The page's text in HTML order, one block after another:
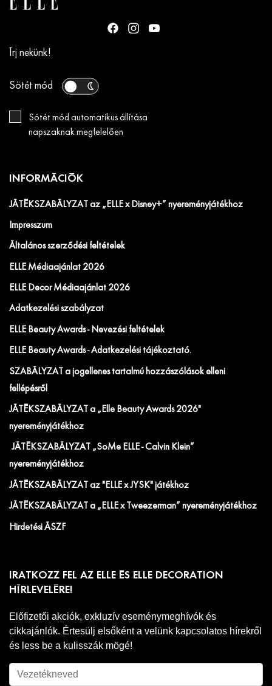
Írj nekünk!
Sötét mód
Sötét mód automatikus állítása
napszaknak megfelelően
INFORMÁCIÓK
JÁTÉKSZABÁLYZAT az „ELLE x Disney+” nyereményjátékhoz
Impresszum
Általános szerződési feltételek
ELLE Médiaajánlat 2026
ELLE Decor Médiaajánlat 2026
Adatkezelési szabályzat
ELLE Beauty Awards - Nevezési feltételek
ELLE Beauty Awards - Adatkezelési tájékoztató.
SZABÁLYZAT a jogellenes tartalmú hozzászólások elleni
fellépésről
JÁTÉKSZABÁLYZAT a „Elle Beauty Awards 2026"
nyereményjátékhoz
JÁTÉKSZABÁLYZAT „SoMe ELLE - Calvin Klein”
nyereményjátékhoz
JÁTÉKSZABÁLYZAT az "ELLE x JYSK" játékhoz
JÁTÉKSZABÁLYZAT a „ELLE x Tweezerman” nyereményjátékhoz
Hirdetési ÁSZF
IRATKOZZ FEL AZ ELLE ÉS ELLE DECORATION
HÍRLEVELÉRE!
Előfizetői akciók, exkluzív eseménymeghívók és
cikkajánlók. Értesülj elsőként a velünk kapcsolatos hírekről
és less be a kulisszák mögé!